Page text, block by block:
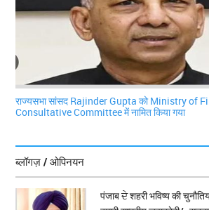
राज्यसभा सांसद Rajinder Gupta को Ministry of
Consultative Committee में नामित किया गया
ब्लॉगज़ / ओपिनयन
पंजाब ਦੇ शहरी भविष्य की